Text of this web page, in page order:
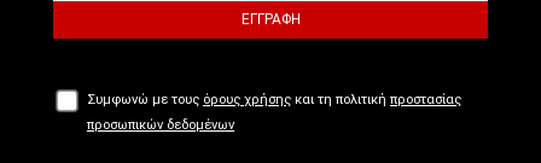
ΕΓΓΡΑΦΉ
Συμφωνώ με τους όρους χρήσης και τη πολιτική προστασίας
προσωπικών δεδομένων